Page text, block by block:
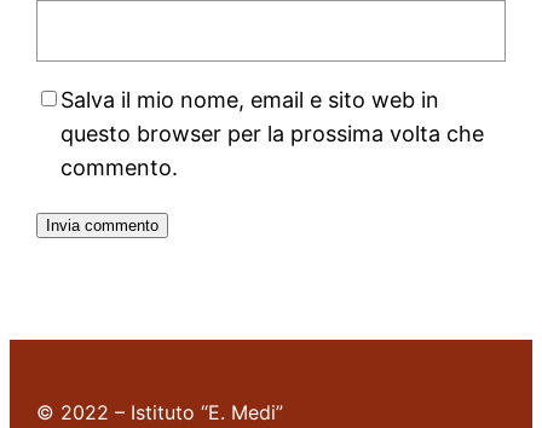
Salva il mio nome, email e sito web in
questo browser per la prossima volta che
commento.
© 2022 – Istituto “E. Medi”